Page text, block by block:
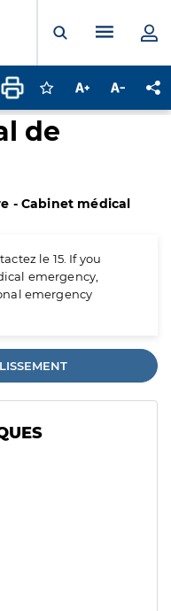
Ouvrir laMenu
Connectez-vous
Augmenter la
de
- Cabinet médical
le 15. If you
emergency,
emergency